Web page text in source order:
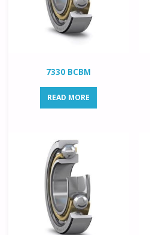
7330 BCBM
READ MORE